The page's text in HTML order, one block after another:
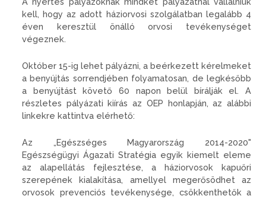
kell, hogy az adott háziorvosi szolgálatban legalább 4
éven keresztül önálló orvosi tevékenységet
végeznek.
Október 15-ig lehet pályázni, a beérkezett kérelmeket
a benyújtás sorrendjében folyamatosan, de legkésőbb
a benyújtást követő 60 napon belül bírálják el. A
részletes pályázati kiírás az OEP honlapján, az alábbi
linkekre kattintva elérhető:
Az „Egészséges Magyarország 2014-2020"
Egészségügyi Ágazati Stratégia egyik kiemelt eleme
az alapellátás fejlesztése, a háziorvosok kapuőri
szerepének kialakítása, amellyel megerősödhet az
orvosok prevenciós tevékenysége, csökkenthetők a